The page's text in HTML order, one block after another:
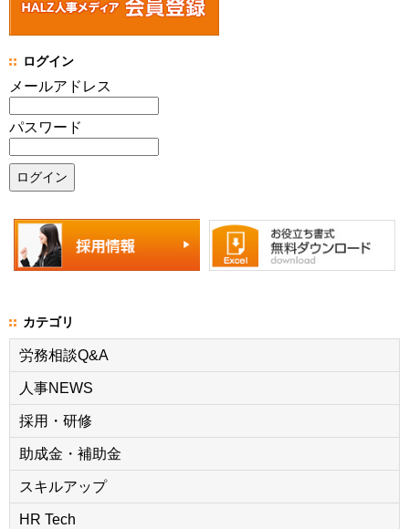
ログイン
メールアドレス
パスワード
カテゴリ
労務相談Q&A
人事NEWS
採用・研修
助成金・補助金
スキルアップ
HR Tech